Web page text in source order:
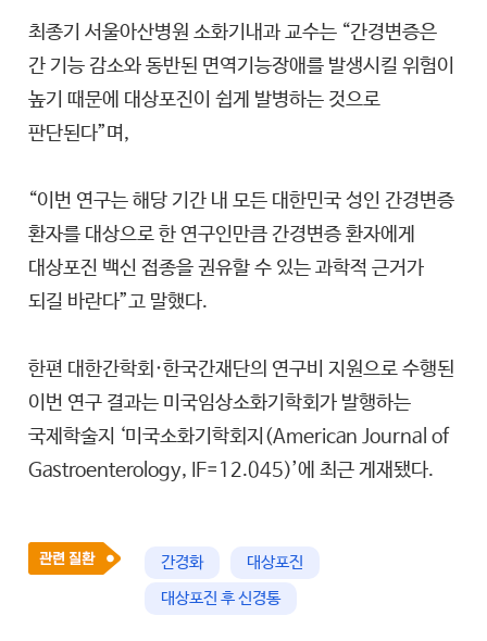
최종기 서울아산병원 소화기내과 교수는 “간경변증은
간 기능 감소와 동반된 면역기능장애를 발생시킬 위험이
높기 때문에 대상포진이 쉽게 발병하는 것으로
판단된다”며,
“이번 연구는 해당 기간 내 모든 대한민국 성인 간경변증
환자를 대상으로 한 연구인만큼 간경변증 환자에게
대상포진 백신 접종을 권유할 수 있는 과학적 근거가
되길 바란다”고 말했다.
한편 대한간학회·한국간재단의 연구비 지원으로 수행된
이번 연구 결과는 미국임상소화기학회가 발행하는
국제학술지 ‘미국소화기학회지(American Journal of
Gastroenterology, IF=12.045)’에 최근 게재됐다.
간경화
대상포진
대상포진 후 신경통